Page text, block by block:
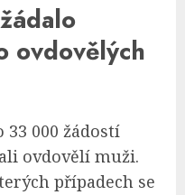
ovdovělých
000 žádostí
ovdovělí muži.
případech se